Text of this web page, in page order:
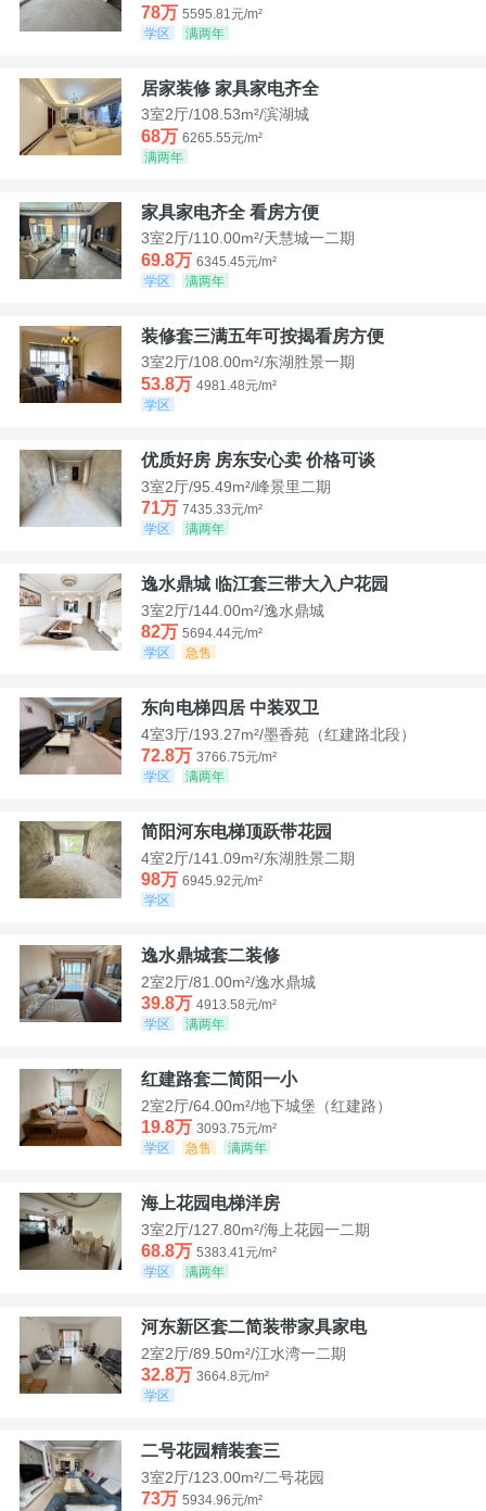
78万 5595.81元/m²
学区
满两年
居家装修 家具家电齐全
3室2厅/108.53m²/滨湖城
68万 6265.55元/m²
满两年
家具家电齐全 看房方便
3室2厅/110.00m²/天慧城一二期
69.8万 6345.45元/m²
学区
满两年
装修套三满五年可按揭看房方便
3室2厅/108.00m²/东湖胜景一期
53.8万 4981.48元/m²
学区
优质好房 房东安心卖 价格可谈
3室2厅/95.49m²/峰景里二期
71万 7435.33元/m²
学区
满两年
逸水鼎城 临江套三带大入户花园
3室2厅/144.00m²/逸水鼎城
82万 5694.44元/m²
学区
急售
东向电梯四居 中装双卫
4室3厅/193.27m²/墨香苑（红建路北段）
72.8万 3766.75元/m²
学区
满两年
简阳河东电梯顶跃带花园
4室2厅/141.09m²/东湖胜景二期
98万 6945.92元/m²
学区
逸水鼎城套二装修
2室2厅/81.00m²/逸水鼎城
39.8万 4913.58元/m²
学区
满两年
红建路套二简阳一小
2室2厅/64.00m²/地下城堡（红建路）
19.8万 3093.75元/m²
学区
急售 满两年
海上花园电梯洋房
3室2厅/127.80m²/海上花园一二期
68.8万 5383.41元/m²
学区
满两年
河东新区套二简装带家具家电
2室2厅/89.50m²/江水湾一二期
32.8万 3664.8元/m²
学区
二号花园精装套三
3室2厅/123.00m²/二号花园
73万 5934.96元/m²